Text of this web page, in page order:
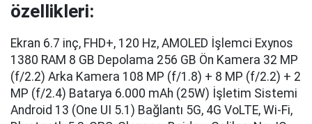
özellikleri:
Ekran 6.7 inç, FHD+, 120 Hz, AMOLED İşlemci Exynos
1380 RAM 8 GB Depolama 256 GB Ön Kamera 32 MP
(f/2.2) Arka Kamera 108 MP (f/1.8) + 8 MP (f/2.2) + 2
MP (f/2.4) Batarya 6.000 mAh (25W) İşletim Sistemi
Android 13 (One UI 5.1) Bağlantı 5G, 4G VoLTE, Wi-Fi,